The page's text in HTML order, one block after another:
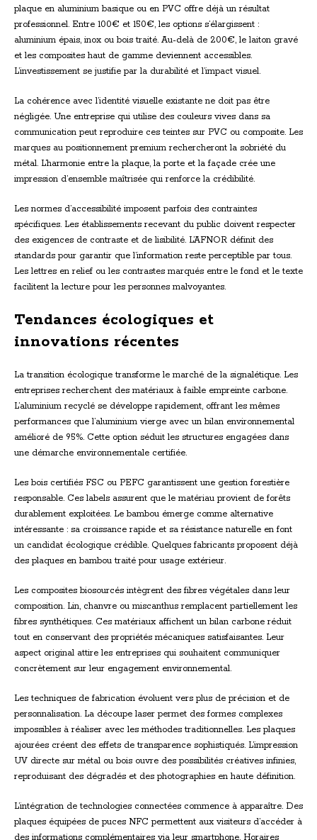
plaque en aluminium basique ou en PVC offre déjà un résultat
professionnel. Entre 100€ et 150€, les options s’élargissent :
aluminium épais, inox ou bois traité. Au-delà de 200€, le laiton gravé
et les composites haut de gamme deviennent accessibles.
L’investissement se justifie par la durabilité et l’impact visuel.
La cohérence avec l’identité visuelle existante ne doit pas être
négligée. Une entreprise qui utilise des couleurs vives dans sa
communication peut reproduire ces teintes sur PVC ou composite. Les
marques au positionnement premium rechercheront la sobriété du
métal. L’harmonie entre la plaque, la porte et la façade crée une
impression d’ensemble maîtrisée qui renforce la crédibilité.
Les normes d’accessibilité imposent parfois des contraintes
spécifiques. Les établissements recevant du public doivent respecter
des exigences de contraste et de lisibilité. L’AFNOR définit des
standards pour garantir que l’information reste perceptible par tous.
Les lettres en relief ou les contrastes marqués entre le fond et le texte
facilitent la lecture pour les personnes malvoyantes.
Tendances écologiques et
innovations récentes
La transition écologique transforme le marché de la signalétique. Les
entreprises recherchent des matériaux à faible empreinte carbone.
L’aluminium recyclé se développe rapidement, offrant les mêmes
performances que l’aluminium vierge avec un bilan environnemental
amélioré de 95%. Cette option séduit les structures engagées dans
une démarche environnementale certifiée.
Les bois certifiés FSC ou PEFC garantissent une gestion forestière
responsable. Ces labels assurent que le matériau provient de forêts
durablement exploitées. Le bambou émerge comme alternative
intéressante : sa croissance rapide et sa résistance naturelle en font
un candidat écologique crédible. Quelques fabricants proposent déjà
des plaques en bambou traité pour usage extérieur.
Les composites biosourcés intègrent des fibres végétales dans leur
composition. Lin, chanvre ou miscanthus remplacent partiellement les
fibres synthétiques. Ces matériaux affichent un bilan carbone réduit
tout en conservant des propriétés mécaniques satisfaisantes. Leur
aspect original attire les entreprises qui souhaitent communiquer
concrètement sur leur engagement environnemental.
Les techniques de fabrication évoluent vers plus de précision et de
personnalisation. La découpe laser permet des formes complexes
impossibles à réaliser avec les méthodes traditionnelles. Les plaques
ajourées créent des effets de transparence sophistiqués. L’impression
UV directe sur métal ou bois ouvre des possibilités créatives infinies,
reproduisant des dégradés et des photographies en haute définition.
L’intégration de technologies connectées commence à apparaître. Des
plaques équipées de puces NFC permettent aux visiteurs d’accéder à
des informations complémentaires via leur smartphone. Horaires